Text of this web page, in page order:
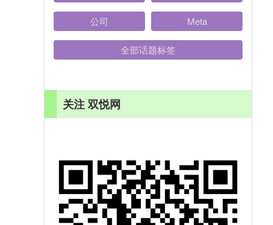
公司 Meta
全部话题标签
关注 双悦网